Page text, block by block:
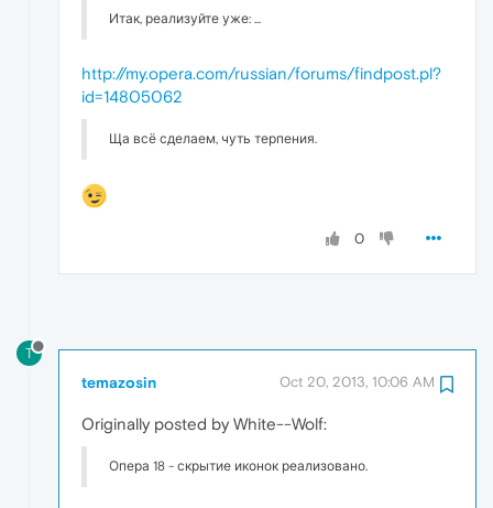
Итак, реализуйте уже: ...
http://my.opera.com/russian/forums/findpost.pl?
id=14805062
Ща всё сделаем, чуть терпения.
0
T
temazosin Oct 20, 2013, 10:06 AM
Originally posted by White--Wolf:
Опера 18 - скрытие иконок реализовано.